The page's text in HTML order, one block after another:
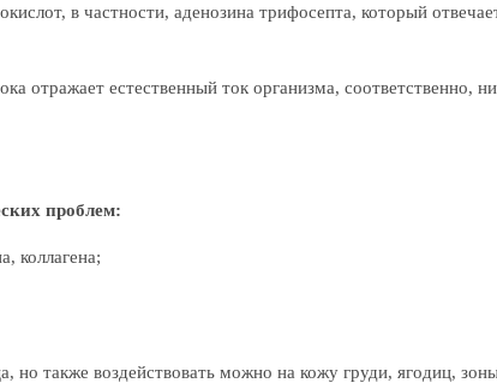
в частности, аденозина трифосепта, который
отражает естественный ток организма,
проблем:
коллагена;
но также воздействовать можно на кожу груди, ягодиц,